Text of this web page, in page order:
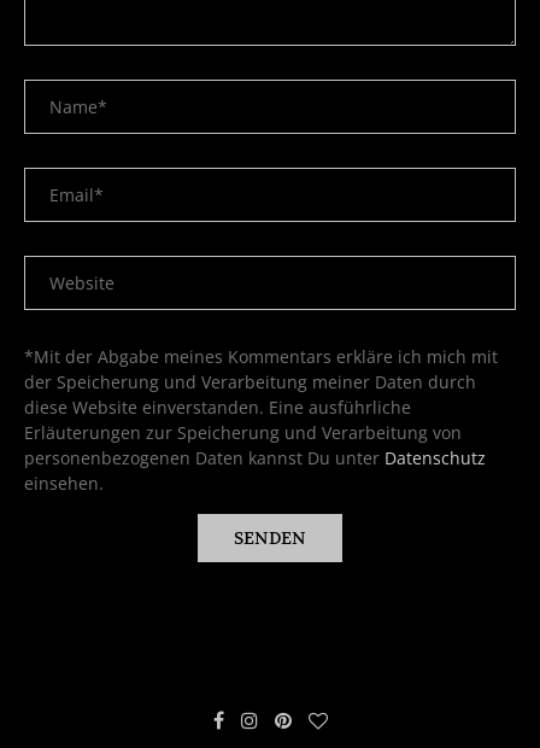
*Mit der Abgabe meines Kommentars erkläre ich mich mit
der Speicherung und Verarbeitung meiner Daten durch
diese Website einverstanden. Eine ausführliche
Erläuterungen zur Speicherung und Verarbeitung von
personenbezogenen Daten kannst Du unter Datenschutz
einsehen.